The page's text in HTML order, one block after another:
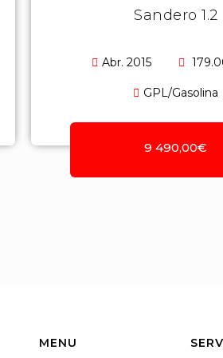
Sandero 1.2
Abr. 2015
GPL/Gasolina
9 490,00€
MENU